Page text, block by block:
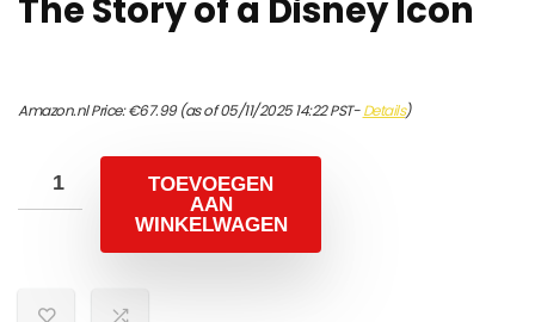
The Story of a Disney Icon
Amazon.nl Price:€67.99(as of 05/11/2025 14:22 PST-Details)
TOEVOEGEN
AAN
WINKELWAGEN